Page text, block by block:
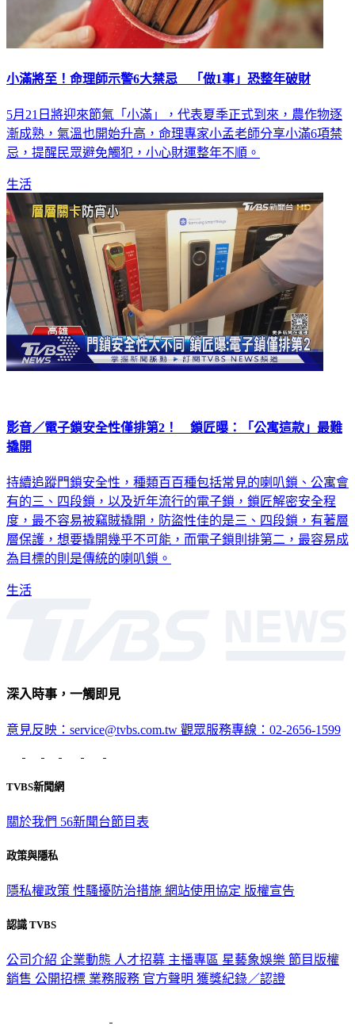
小滿將至！命理師示警6大禁忌 「做1事」恐整年破財
5月21日將迎來節氣「小滿」，代表夏季正式到來，農作物逐
漸成熟，氣溫也開始升高，命理專家小孟老師分享小滿6項禁
忌，提醒民眾避免觸犯，小心財運整年不順。
生活
影音／電子鎖安全性僅排第2！ 鎖匠曝：「公寓這款」最難
撬開
持續追蹤門鎖安全性，種類百百種包括常見的喇叭鎖、公寓會
有的三、四段鎖，以及近年流行的電子鎖，鎖匠解密安全程
度，最不容易被竊賊撬開，防盜性佳的是三、四段鎖，有著層
層保護，想要撬開幾乎不可能，而電子鎖則排第二，最容易成
為目標的則是傳統的喇叭鎖。
生活
深入時事，一觸即見
意見反映：service@tvbs.com.tw 觀眾服務專線：02-2656-1599
TVBS新聞網
關於我們 56新聞台節目表
政策與隱私
隱私權政策 性騷擾防治措施 網站使用協定 版權宣告
認識 TVBS
公司介紹 企業動態 人才招募 主播專區 星藝象娛樂 節目版權
銷售 公開招標 業務服務 官方聲明 獲獎紀錄／認證